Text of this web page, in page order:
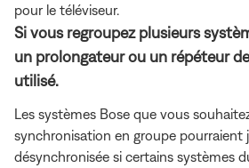
pour le téléviseur.
Si vous regroupez plusieurs
un prolongateur ou un répéteur
utilisé.
Les systèmes Bose que vous
synchronisation en groupe pourraient
désynchronisée si certains systèmes